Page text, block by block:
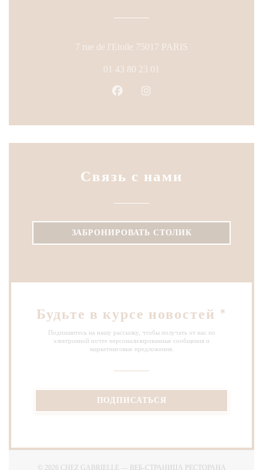
7 rue de l'Etoile 75017 PARIS
01 43 80 23 01
Facebook ((открывается в
Связь с нами
ЗАБРОНИРОВАТЬ СТОЛИК
Будьте в курсе новостей *
Подпишитесь на нашу рассылку, чтобы получать от нас по
электронной почте персонализированные сообщения и
маркетинговые предложения.
ПОДПИСАТЬСЯ
© 2026 CHEZ GABRIELLE — ВЕБ-СТРАНИЦА РЕСТОРАНА